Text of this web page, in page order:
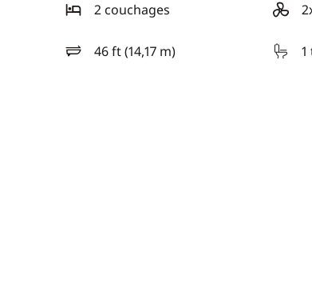
2 couchages
46 ft (14,17 m)
longueur 1